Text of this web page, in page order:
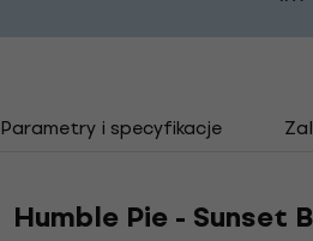
Parametry i specyfikacje
Humble Pie - Sunset